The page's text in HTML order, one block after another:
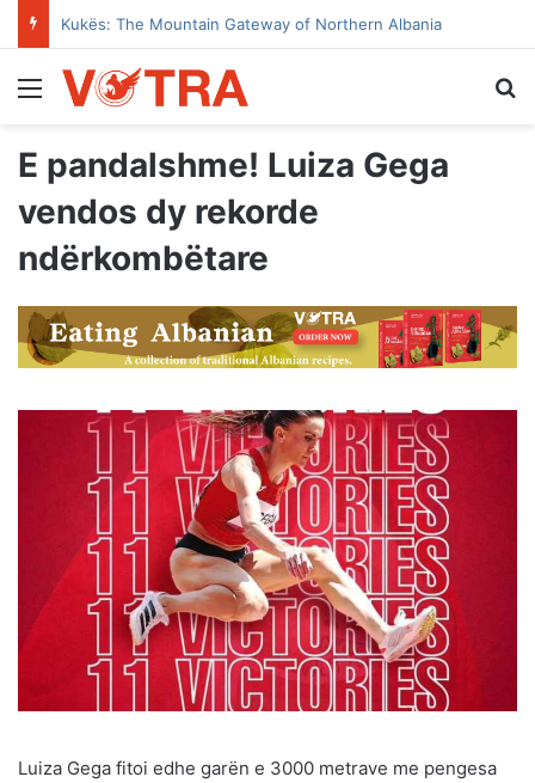
Kukës: The Mountain Gateway of Northern Albania
Menu
E pandalshme! Luiza Gega
vendos dy rekorde
ndërkombëtare
Luiza Gega fitoi edhe garën e 3000 metrave me pengesa